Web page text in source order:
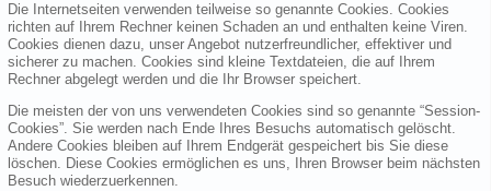
Die Internetseiten verwenden teilweise so genannte Cookies. Cookies
richten auf Ihrem Rechner keinen Schaden an und enthalten keine Viren.
Cookies dienen dazu, unser Angebot nutzerfreundlicher, effektiver und
sicherer zu machen. Cookies sind kleine Textdateien, die auf Ihrem
Rechner abgelegt werden und die Ihr Browser speichert.
Die meisten der von uns verwendeten Cookies sind so genannte “Session-
Cookies”. Sie werden nach Ende Ihres Besuchs automatisch gelöscht.
Andere Cookies bleiben auf Ihrem Endgerät gespeichert bis Sie diese
löschen. Diese Cookies ermöglichen es uns, Ihren Browser beim nächsten
Besuch wiederzuerkennen.